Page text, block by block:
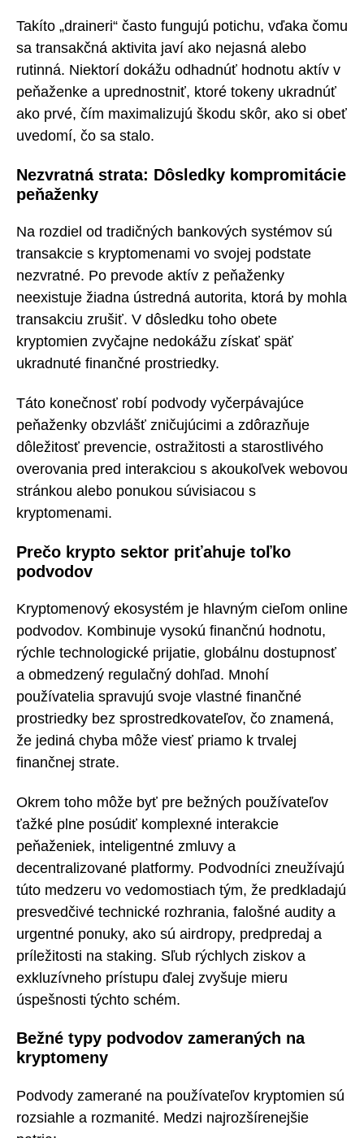
Takíto „draineri“ často fungujú potichu, vďaka čomu
sa transakčná aktivita javí ako nejasná alebo
rutinná. Niektorí dokážu odhadnúť hodnotu aktív v
peňaženke a uprednostniť, ktoré tokeny ukradnúť
ako prvé, čím maximalizujú škodu skôr, ako si obeť
uvedomí, čo sa stalo.
Nezvratná strata: Dôsledky kompromitácie
peňaženky
Na rozdiel od tradičných bankových systémov sú
transakcie s kryptomenami vo svojej podstate
nezvratné. Po prevode aktív z peňaženky
neexistuje žiadna ústredná autorita, ktorá by mohla
transakciu zrušiť. V dôsledku toho obete
kryptomien zvyčajne nedokážu získať späť
ukradnuté finančné prostriedky.
Táto konečnosť robí podvody vyčerpávajúce
peňaženky obzvlášť zničujúcimi a zdôrazňuje
dôležitosť prevencie, ostražitosti a starostlivého
overovania pred interakciou s akoukoľvek webovou
stránkou alebo ponukou súvisiacou s
kryptomenami.
Prečo krypto sektor priťahuje toľko
podvodov
Kryptomenový ekosystém je hlavným cieľom online
podvodov. Kombinuje vysokú finančnú hodnotu,
rýchle technologické prijatie, globálnu dostupnosť
a obmedzený regulačný dohľad. Mnohí
používatelia spravujú svoje vlastné finančné
prostriedky bez sprostredkovateľov, čo znamená,
že jediná chyba môže viesť priamo k trvalej
finančnej strate.
Okrem toho môže byť pre bežných používateľov
ťažké plne posúdiť komplexné interakcie
peňaženiek, inteligentné zmluvy a
decentralizované platformy. Podvodníci zneužívajú
túto medzeru vo vedomostiach tým, že predkladajú
presvedčivé technické rozhrania, falošné audity a
urgentné ponuky, ako sú airdropy, predpredaj a
príležitosti na staking. Sľub rýchlych ziskov a
exkluzívneho prístupu ďalej zvyšuje mieru
úspešnosti týchto schém.
Bežné typy podvodov zameraných na
kryptomeny
Podvody zamerané na používateľov kryptomien sú
rozsiahle a rozmanité. Medzi najrozšírenejšie